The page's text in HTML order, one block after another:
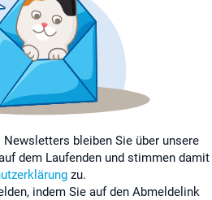
bleiben Sie über unsere
dem Laufenden und stimmen damit
zu.
indem Sie auf den Abmeldelink